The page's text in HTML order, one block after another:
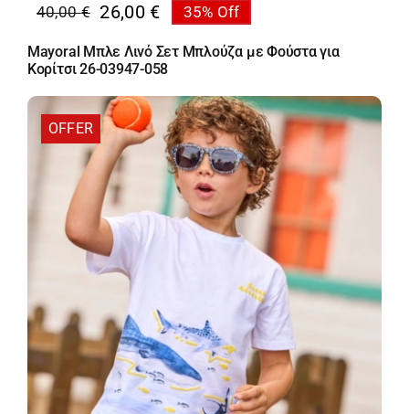
40,00€
Original
price
was:
26,00 €
Η
τρέχουσα
τιμή
26,00 €.
35% Off
Mayoral Μπλε Λινό Σετ Μπλούζα με Φούστα για
Κορίτσι 26-03947-058
OFFER